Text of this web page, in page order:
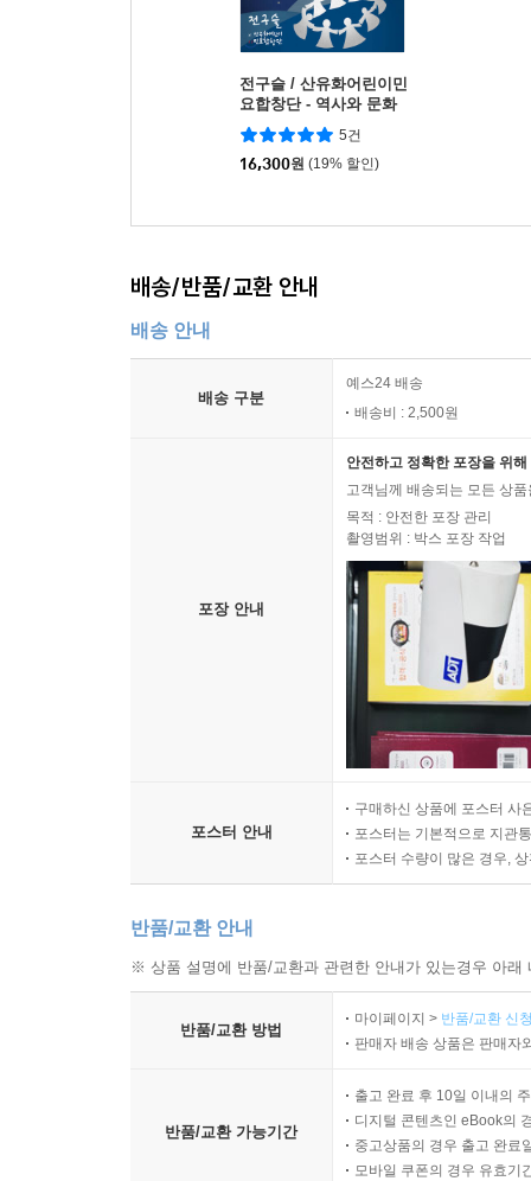
전구슬 / 산유화어린이민
요합창단 - 역사와 문화
를 노래하는 국악동요
5건
16,300원 (19% 할인)
배송/반품/교환 안내
배송 안내
배송 구분
예스24 배송
배송비 : 2,500원
포장 안내
안전하고 정확한 포장을 위
고객님께 배송되는 모든 상
목적 : 안전한 포장 관리
촬영범위 : 박스 포장 작업
포스터 안내
구매하신 상품에 포스터 사
포스터는 기본적으로 지관
포스터 수량이 많은 경우,
반품/교환 안내
※ 상품 설명에 반품/교환과 관련한 안내가 있는경우 아
반품/교환 방법
마이페이지 > 반품/교환 신
판매자 배송 상품은 판매자
반품/교환 가능기간
출고 완료 후 10일 이내의
디지털 콘텐츠인 eBook의
중고상품의 경우 출고 완료
모바일 쿠폰의 경우 유효기